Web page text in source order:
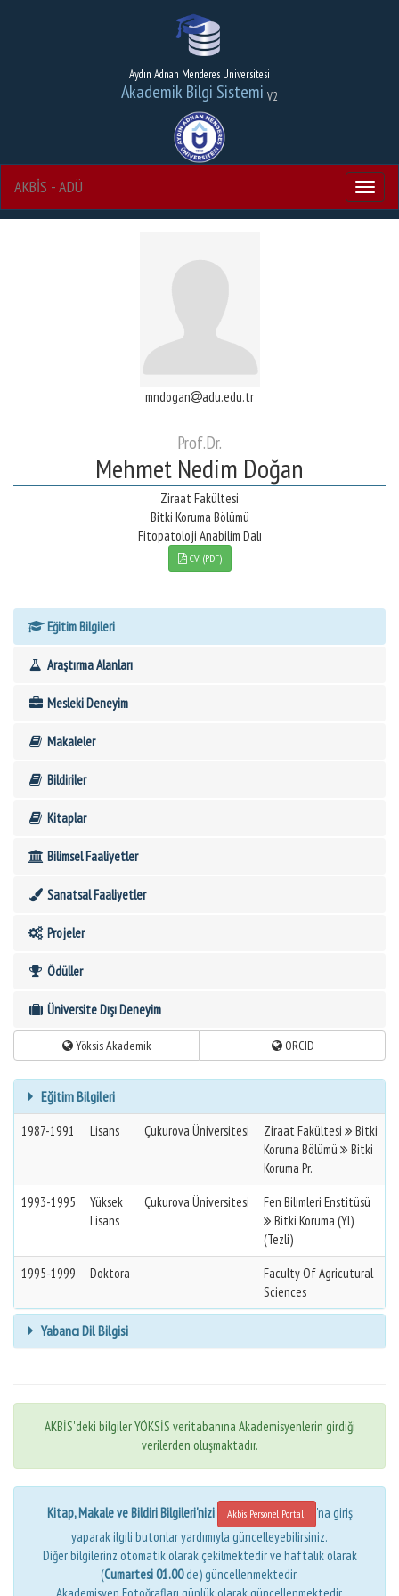
Aydın Adnan Menderes Üniversitesi
Akademik Bilgi Sistemi V2
Menu
AKBİS - ADÜ
mndogan adu.edu.tr
Prof.Dr.
Mehmet Nedim Doğan
Ziraat Fakültesi
Bitki Koruma Bölümü
Fitopatoloji Anabilim Dalı
CV (PDF)
Eğitim Bilgileri
Araştırma Alanları
Mesleki Deneyim
Makaleler
Bildiriler
Kitaplar
Bilimsel Faaliyetler
Sanatsal Faaliyetler
Projeler
Ödüller
Üniversite Dışı Deneyim
Yöksis Akademik ORCID
Eğitim Bilgileri
1987-1991 Lisans Çukurova Üniversitesi Ziraat Fakültesi
Bitki
Koruma Bölümü
Bitki
Koruma Pr.
1993-1995
Yüksek
Lisans
Çukurova Üniversitesi
Fen Bilimleri Enstitüsü
Bitki Koruma (Yl)
(Tezli)
1995-1999
Doktora
Faculty Of Agricutural
Sciences
Yabancı Dil Bilgisi
AKBİS'deki bilgiler YÖKSİS veritabanına Akademisyenlerin girdiği
verilerden oluşmaktadır.
Kitap, Makale ve Bildiri Bilgileri'nizi Akbis Personel Portalı
'na giriş
yaparak ilgili butonlar yardımıyla güncelleyebilirsiniz.
Diğer bilgilerinz otomatik olarak çekilmektedir ve haftalık olarak
(Cumartesi 01.00de) güncellenmektedir.